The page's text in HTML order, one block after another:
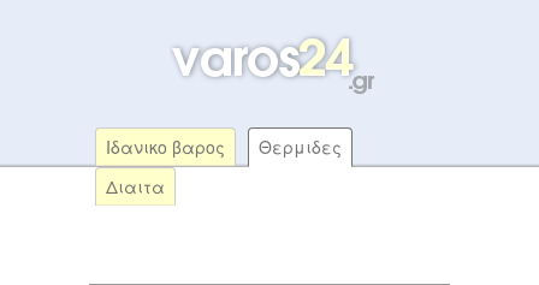
Ιδανικο βαρος
Θερμιδες
Διαιτα